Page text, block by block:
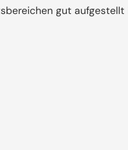
gut aufgestellt